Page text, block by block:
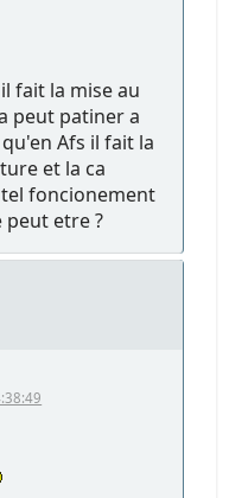
fait la mise au
peut patiner a
Afs il fait la
et la ca
foncionement
etre ?